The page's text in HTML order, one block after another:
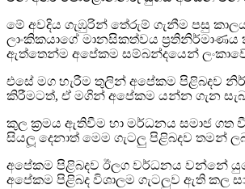
මේ අවදිය ගැඹුරින් තේරුම් ගැනීම පසු
ලාංකිකයාගේ මානසිකත්වය
ඇත්තෙන්ම අපේකම සම්බන්දයෙන්
එසේ මග හැරීම තුලින් අපේකම පිළිබදව
කිරීමටත්, ඒ මගින් අපේකම යන්න ගැන
කුල ක‍්‍රමය ඇතිවීම හා මර්ධනය සමාජ
සියලූ දෙනාත් මෙම ගැටලු පිළිබදව තමන්
අපේකම පිළිබදව ඊලග වර්ධනය වන්නේ
අපේකම පිළිබද විශාලම ගැටලුව ඇති කල